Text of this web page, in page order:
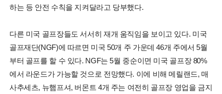
하는 등 안전 수칙을 지켜달라고 당부했다.
다른 미국 골프장들도 서서히 재개 움직임을 보이고 있다. 미국
골프재단(NGF)에 따르면 미국 50개 주 가운데 46개 주에서 5월
부터 골프를 할 수 있다. NGF는 5월 중순이면 미국 골프장 80%
에서 라운드가 가능할 것으로 전망했다. 이에 비해 메릴랜드, 매
사추세츠, 뉴햄프셔, 버몬트 4개 주는 여전히 골프장 영업을 금지